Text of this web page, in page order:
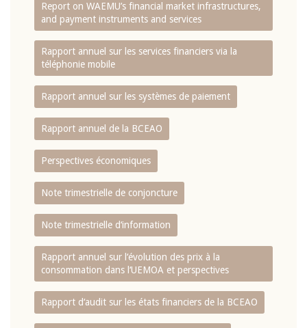
Report on WAEMU’s financial market infrastructures,
and payment instruments and services
Rapport annuel sur les services financiers via la
téléphonie mobile
Rapport annuel sur les systèmes de paiement
Rapport annuel de la BCEAO
Perspectives économiques
Note trimestrielle de conjoncture
Note trimestrielle d‘information
Rapport annuel sur l‘évolution des prix à la
consommation dans l‘UEMOA et perspectives
Rapport d‘audit sur les états financiers de la BCEAO